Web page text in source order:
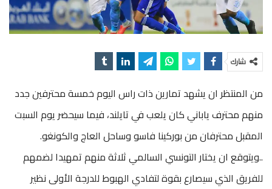
شارك
من المنتظر ان يشهد تمارين ذات راس اليوم خمسة محترفين جدد
منهم محترف ياباني كان يلعب في تايلند، فيما سيحضر يوم السبت
المقبل محترفان من بوركينا فاسو وساحل العاج والكونغو.
..ويتوقع ان يختار التونسي السالمي ثلاثة منهم تمهيدا لضمهم
للفريق الذي سيصارع بقوة لتفادي الهبوط للدرجة الأولى نظير